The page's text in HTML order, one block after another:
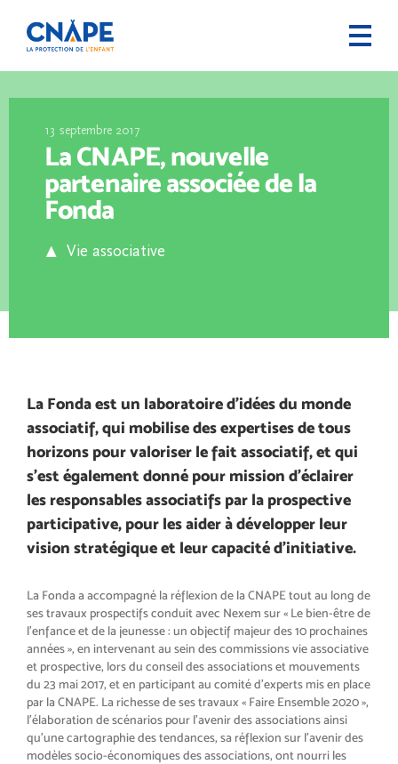
13 septembre 2017
La CNAPE, nouvelle
partenaire associée de la
Fonda
Vie associative
La Fonda est un laboratoire d’idées du monde
associatif, qui mobilise des expertises de tous
horizons pour valoriser le fait associatif, et qui
s’est également donné pour mission d’éclairer
les responsables associatifs par la prospective
participative, pour les aider à développer leur
vision stratégique et leur capacité d’initiative.
La Fonda a accompagné la réflexion de la CNAPE tout au long de
ses travaux prospectifs conduit avec Nexem sur « Le bien-être de
l’enfance et de la jeunesse : un objectif majeur des 10 prochaines
années », en intervenant au sein des commissions vie associative
et prospective, lors du conseil des associations et mouvements
du 23 mai 2017, et en participant au comité d’experts mis en place
par la CNAPE. La richesse de ses travaux « Faire Ensemble 2020 »,
l’élaboration de scénarios pour l’avenir des associations ainsi
qu’une cartographie des tendances, sa réflexion sur l’avenir des
modèles socio-économiques des associations, ont nourri les